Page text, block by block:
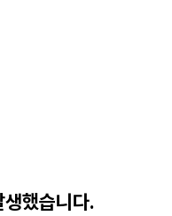
했습니다.